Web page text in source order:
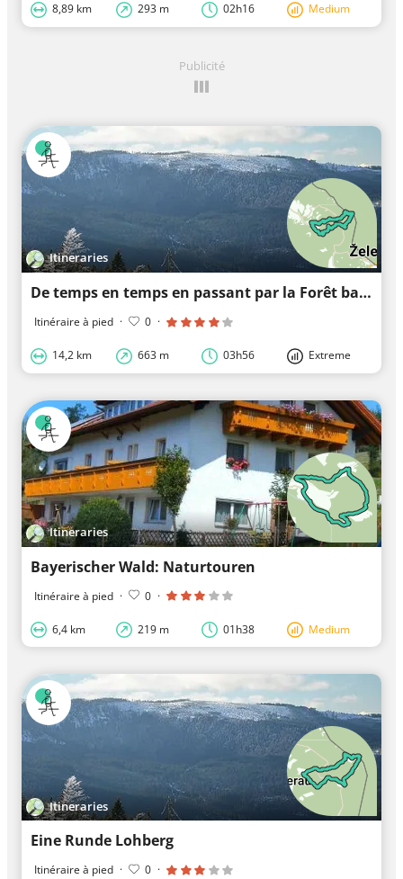
8,89 km 293 m 02h16 Medium
Publicité
Itineraries
De temps en temps en passant par la Forêt bavaroise
Itinéraire à pied · 0 ·
14,2 km 663 m 03h56 Extreme
Itineraries
Bayerischer Wald: Naturtouren
Itinéraire à pied · 0 ·
6,4 km 219 m 01h38 Medium
Itineraries
Eine Runde Lohberg
Itinéraire à pied · 0 ·